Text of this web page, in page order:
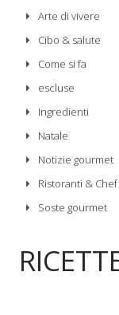
Arte di vivere
Cibo & salute
Come si fa
escluse
Ingredienti
Natale
Notizie gourmet
Ristoranti & Chef
Soste gourmet